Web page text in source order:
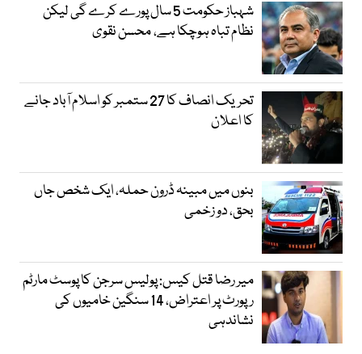
شہباز حکومت 5 سال پورے کرے گی لیکن
نظام تباہ ہوچکا ہے، محسن نقوی
تحریک انصاف کا 27 ستمبر کو اسلام آباد جانے
کا اعلان
بنوں میں مبینہ ڈرون حملہ، ایک شخص جاں
بحق، دو زخمی
میر رضا قتل کیس: پولیس سرجن کا پوسٹ مارٹم
رپورٹ پر اعتراض، 14 سنگین خامیوں کی
نشاندہی